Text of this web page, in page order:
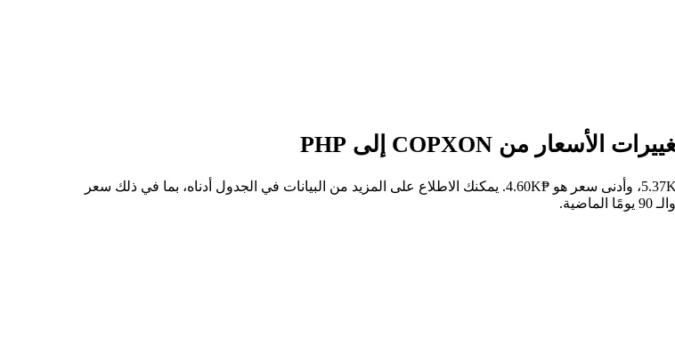
خلال الأيام السبعة الماضية، كان أعلى سعر للسهم من COPXON إلى PHP هو ₱5.37K، وأدنى سعر هو ₱4.60K. يمكنك الاطلاع على المزيد من البيانات في الجدول أدناه، بما في ذلك سعر